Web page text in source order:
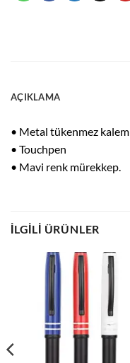
AÇIKLAMA
• Metal tükenmez kalem
• Touchpen
• Mavi renk mürekkep.
İLGILI ÜRÜNLER